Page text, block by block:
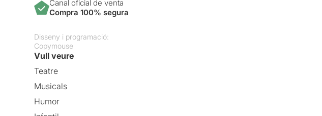
Canal oficial de venta
Compra 100% segura
Disseny i programació:
Copymouse
Vull veure
Teatre
Musicals
Humor